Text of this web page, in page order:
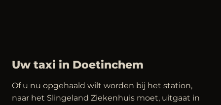
Uw taxi in Doetinchem
Of u nu opgehaald wilt worden bij het station,
naar het Slingeland Ziekenhuis moet, uitgaat in